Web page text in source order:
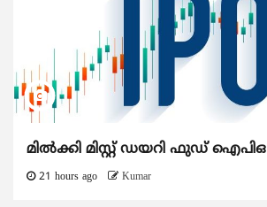
മിൽക്കി മിസ്റ്റ് ഡയറി ഫുഡ് ഐപിഒ
21 hours ago Kumar